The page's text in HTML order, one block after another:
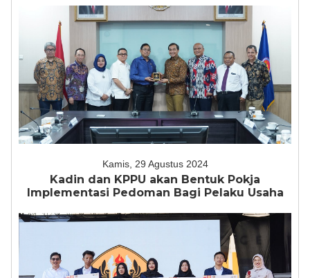
Kamis, 29 Agustus 2024
Kadin dan KPPU akan Bentuk Pokja
Implementasi Pedoman Bagi Pelaku Usaha